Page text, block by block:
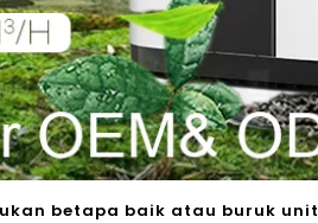
betapa baik atau buruk unit